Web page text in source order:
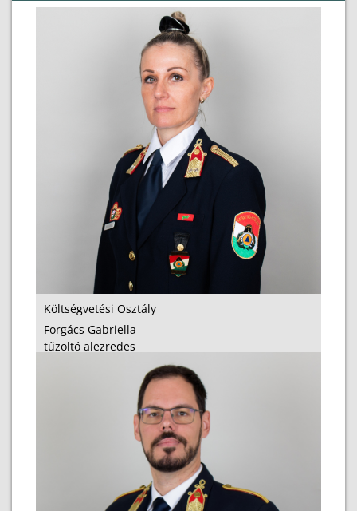
Költségvetési Osztály
Forgács Gabriella
tűzoltó alezredes